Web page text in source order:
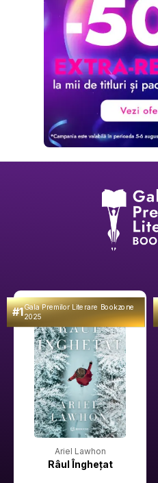
#1Gala Premilor Literare Bookzone
2025
Ariel Lawhon
Râul Înghețat